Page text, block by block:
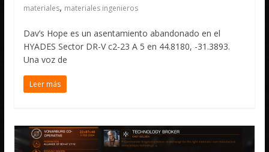
materiales, materiales ingenieros
Dav’s Hope es un asentamiento abandonado en el
HYADES Sector DR-V c2-23 A 5 en 44.8180, -31.3893.
Una voz de
Leer más